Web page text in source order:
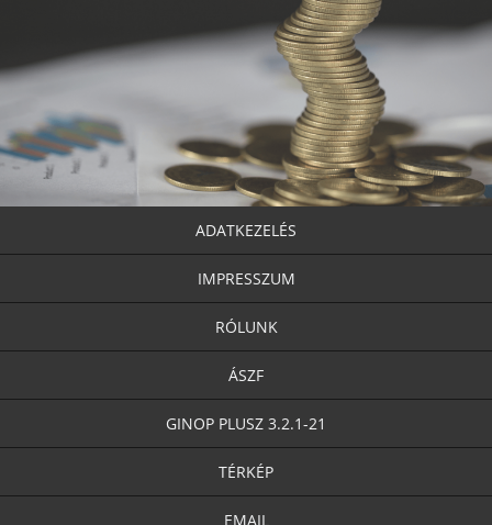
ADATKEZELÉS
IMPRESSZUM
RÓLUNK
ÁSZF
GINOP PLUSZ 3.2.1-21
TÉRKÉP
EMAIL